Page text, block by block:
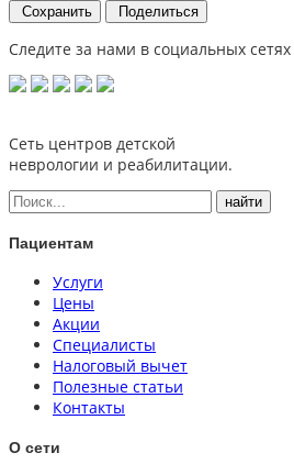
Сохранить Поделиться
Следите за нами в социальных сетях
Сеть центров детской
неврологии и реабилитации.
Пациентам
Услуги
Цены
Акции
Специалисты
Налоговый вычет
Полезные статьи
Контакты
О сети